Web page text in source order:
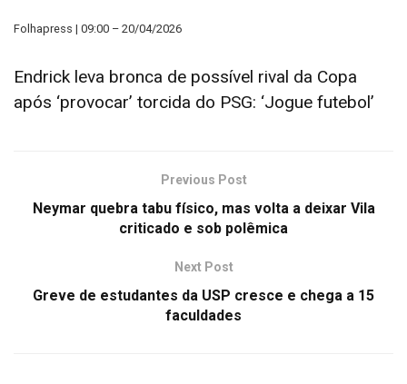
Folhapress | 09:00 – 20/04/2026
Endrick leva bronca de possível rival da Copa
após ‘provocar’ torcida do PSG: ‘Jogue futebol’
Previous Post
Neymar quebra tabu físico, mas volta a deixar Vila
criticado e sob polêmica
Next Post
Greve de estudantes da USP cresce e chega a 15
faculdades